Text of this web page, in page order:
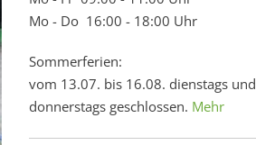
Mo - Do 16:00 - 18:00 Uhr
Sommerferien:
vom 13.07. bis 16.08. dienstags und
donnerstags geschlossen. Mehr